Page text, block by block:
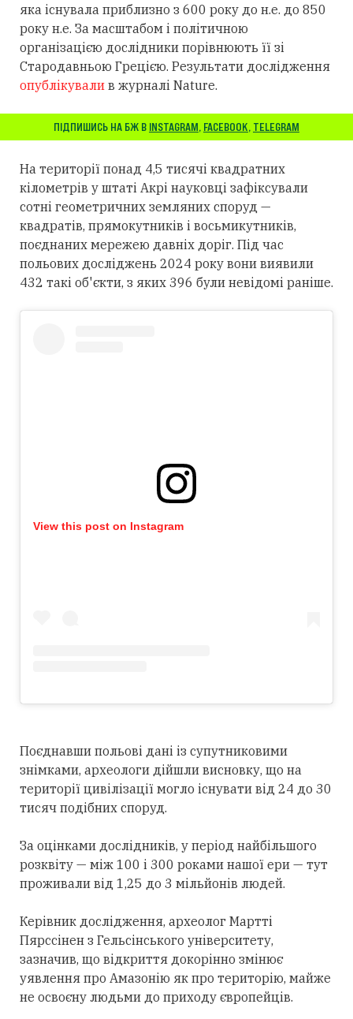
яка існувала приблизно з 600 року до н.е. до 850
року н.е. За масштабом і політичною
організацією дослідники порівнюють її зі
Стародавньою Грецією. Результати дослідження
опублікували в журналі Nature.
ПІДПИШИСЬ НА БЖ В INSTAGRAM, FACEBOOK, TELEGRAM
На території понад 4,5 тисячі квадратних
кілометрів у штаті Акрі науковці зафіксували
сотні геометричних земляних споруд —
квадратів, прямокутників і восьмикутників,
поєднаних мережею давніх доріг. Під час
польових досліджень 2024 року вони виявили
432 такі об'єкти, з яких 396 були невідомі раніше.
View this post on Instagram
Поєднавши польові дані із супутниковими
знімками, археологи дійшли висновку, що на
території цивілізації могло існувати від 24 до 30
тисяч подібних споруд.
За оцінками дослідників, у період найбільшого
розквіту — між 100 і 300 роками нашої ери — тут
проживали від 1,25 до 3 мільйонів людей.
Керівник дослідження, археолог Мартті
Пярссінен з Гельсінського університету,
зазначив, що відкриття докорінно змінює
уявлення про Амазонію як про територію, майже
не освоєну людьми до приходу європейців.